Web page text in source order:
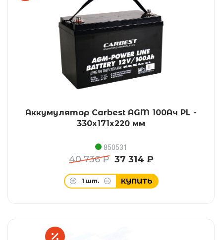
Аккумулятор Carbest AGM 100Ач PL -
330x171x220 мм
850531
40 736 ₽ 37 314 ₽
1 шт. КУПИТЬ